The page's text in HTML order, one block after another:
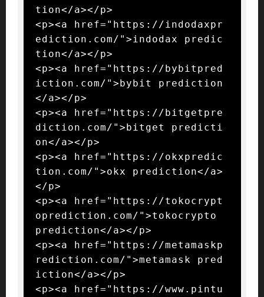
tion</a></p>
<p><a href="https://indodaxpr
ediction.com/">indodax predic
tion</a></p>
<p><a href="https://bybitpred
iction.com/">bybit prediction
</a></p>
<p><a href="https://bitgetpre
diction.com/">bitget predicti
on</a></p>
<p><a href="https://okxpredic
tion.com/">okx prediction</a>
</p>
<p><a href="https://tokocrypt
oprediction.com/">tokocrypto
prediction</a></p>
<p><a href="https://metamaskp
rediction.com/">metamask pred
iction</a></p>
<p><a href="https://www.pintu